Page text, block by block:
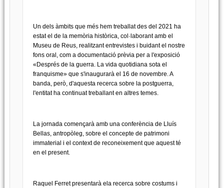
Un dels àmbits que més hem treballat des del 2021 ha
estat el de la memòria històrica, col·laborant amb el
Museu de Reus, realitzant entrevistes i buidant el nostre
fons oral, com a documentació prèvia per a l'exposició
«Després de la guerra. La vida quotidiana sota el
franquisme» que s'inaugurarà el 16 de novembre. A
banda, però, d'aquesta recerca sobre la postguerra,
l'entitat ha continuat treballant en altres temes.
La jornada començarà amb una conferència de Lluís
Bellas, antropòleg, sobre el concepte de patrimoni
immaterial i el context de reconeixement que aquest té
en el present.
Raquel Ferret presentarà ela recerca sobre costums i